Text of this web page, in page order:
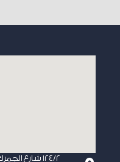
124/2 شارع